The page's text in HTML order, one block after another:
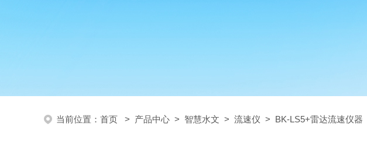
当前位置： 首页 > 产品中心 > 智慧水文 > 流速仪 > BK-LS5+雷达流速仪器